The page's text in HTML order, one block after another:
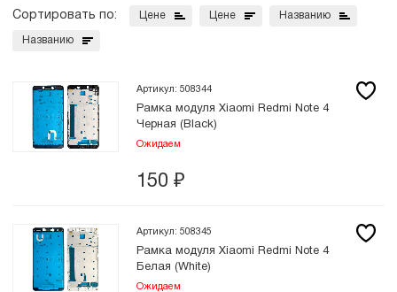
Сортировать по: Цене Цене Названию
Названию
Артикул: 508344
Рамка модуля Xiaomi Redmi Note 4
Черная (Black)
Ожидаем
150 ₽
Артикул: 508345
Рамка модуля Xiaomi Redmi Note 4
Белая (White)
Ожидаем